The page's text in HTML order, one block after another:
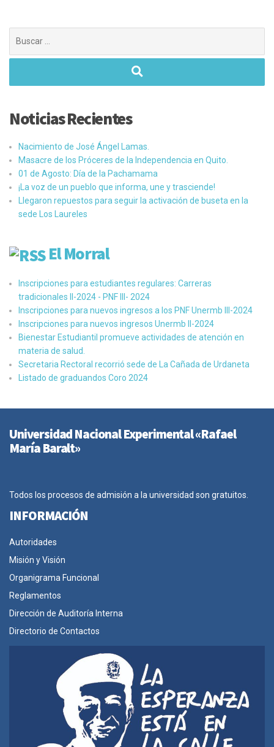
Noticias Recientes
Nacimiento de José Ángel Lamas.
Masacre de los Próceres de la Independencia en Quito.
01 de Agosto: Día de la Pachamama
¡La voz de un pueblo que informa, une y trasciende!
Llegaron repuestos para seguir la activación de buseta en la
sede Los Laureles
El Morral
Inscripciones para estudiantes regulares: Carreras
tradicionales II-2024 - PNF III- 2024
Inscripciones para nuevos ingresos a los PNF Unermb III-2024
Inscripciones para nuevos ingresos Unermb II-2024
Bienestar Estudiantil promueve actividades de atención en
materia de salud.
Secretaria Rectoral recorrió sede de La Cañada de Urdaneta
Listado de graduandos Coro 2024
Universidad Nacional Experimental «Rafael
María Baralt»
Todos los procesos de admisión a la universidad son gratuitos.
INFORMACIÓN
Autoridades
Misión y Visión
Organigrama Funcional
Reglamentos
Dirección de Auditoría Interna
Directorio de Contactos